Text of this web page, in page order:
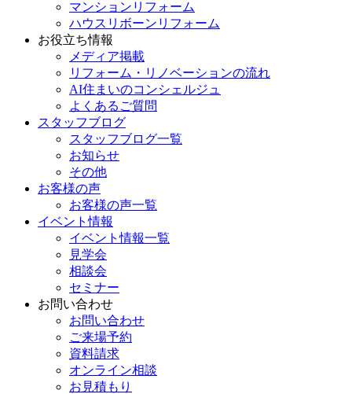
マンションリフォーム
ハウスリボーンリフォーム
お役立ち情報
メディア掲載
リフォーム・リノベーションの流れ
AI住まいのコンシェルジュ
よくあるご質問
スタッフブログ
スタッフブログ一覧
お知らせ
その他
お客様の声
お客様の声一覧
イベント情報
イベント情報一覧
見学会
相談会
セミナー
お問い合わせ
お問い合わせ
ご来場予約
資料請求
オンライン相談
お見積もり